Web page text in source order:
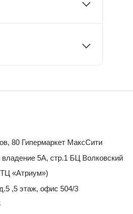
80 Гипермаркет МаксСити
5А, стр.1 БЦ Волковский
«Атриум»)
,5 этаж, офис 504/3